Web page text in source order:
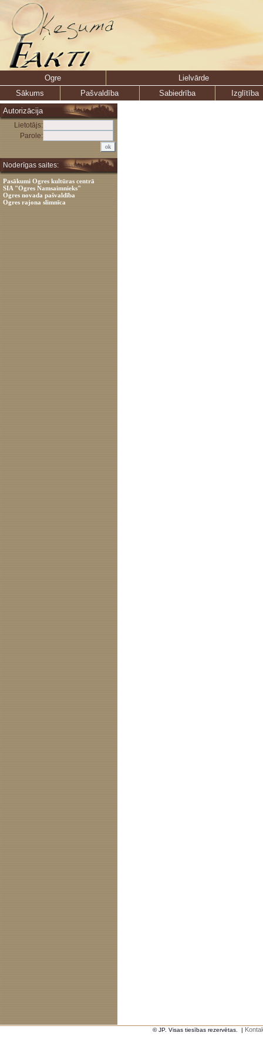
Ogre
Lielvārde
Sākums
Pašvaldība Sabiedrība
Izglītība
Autorizācija
Lietotājs:
Parole:
Noderīgas saites:
Pasākumi Ogres kultūras centrā
SIA "Ogres Namsaimnieks"
Ogres novada pašvaldība
Ogres rajona slimnīca
© JP. Visas tiesības rezervētas. |